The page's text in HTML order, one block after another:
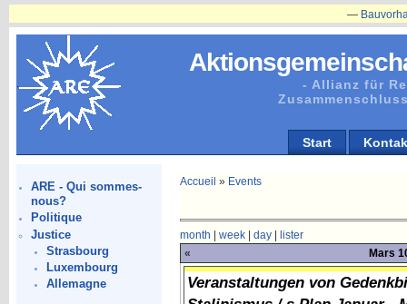
- Allianz für
Start
ARE - Qui sommes-
nous?
Politique
Justice
Strasbourg
Luxembourg
Allemagne
Bauvorhaben in
Accueil » Events
month week| day|
lister
«
Mars
Veranstaltungen von